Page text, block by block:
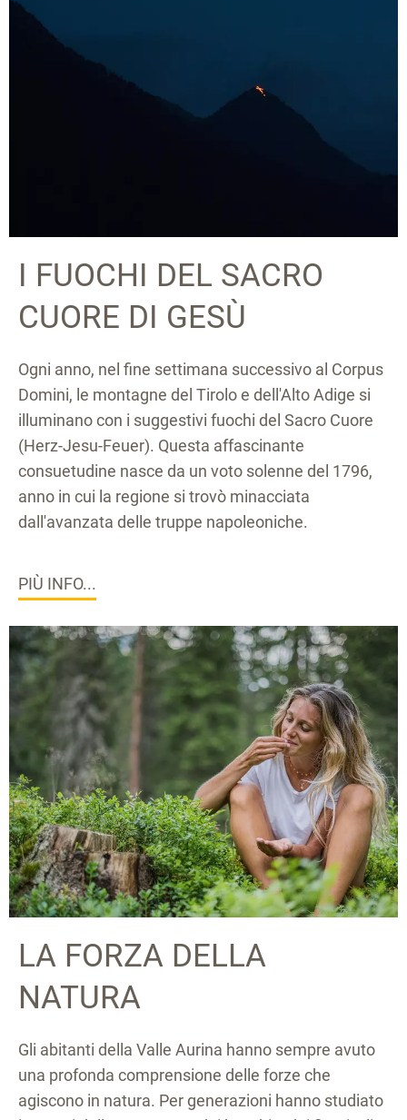
I FUOCHI DEL SACRO
CUORE DI GESÙ
Ogni anno, nel fine settimana successivo al Corpus
Domini, le montagne del Tirolo e dell'Alto Adige si
illuminano con i suggestivi fuochi del Sacro Cuore
(Herz-Jesu-Feuer). Questa affascinante
consuetudine nasce da un voto solenne del 1796,
anno in cui la regione si trovò minacciata
dall'avanzata delle truppe napoleoniche.
PIÙ INFO...
LA FORZA DELLA
NATURA
Gli abitanti della Valle Aurina hanno sempre avuto
una profonda comprensione delle forze che
agiscono in natura. Per generazioni hanno studiato